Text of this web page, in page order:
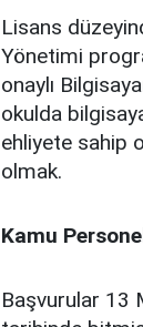
Lisans
Yönetimi
onaylı
okulda
ehliyete sahip
olmak.
Kamu
Başvurular 13